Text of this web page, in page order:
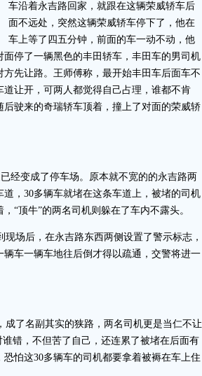
车沿着永吉路回家，就跟在这辆荣威轿车后
面不远处，突然这辆荣威轿车停下了，他在
车上等了四五分钟，前面的车一动不动，他
停了一辆黑色的丰田轿车，丰田车的男司机
先让路。王师傅称，最开始丰田车后面车不
让开，可两人都觉得自己占理，谁都不肯
驶来的奇瑞轿车顶着，撞上了对面的荣威轿
经变成了停车场。原本就不宽的的永吉路两
，30多辆车就堵在这条车道上，被堵的司机
“顶牛”的两名司机则躲在了车内不露头。
场后，在永吉路东西两侧设置了警示标志，
车一辆车地往后倒才得以疏通，交警将进一
了名副其实的狭路，两名司机更是当仁不让
错，不但苦了自己，还连累了被堵在后面有
怕这30多辆车的司机都要拿着被褥在车上住